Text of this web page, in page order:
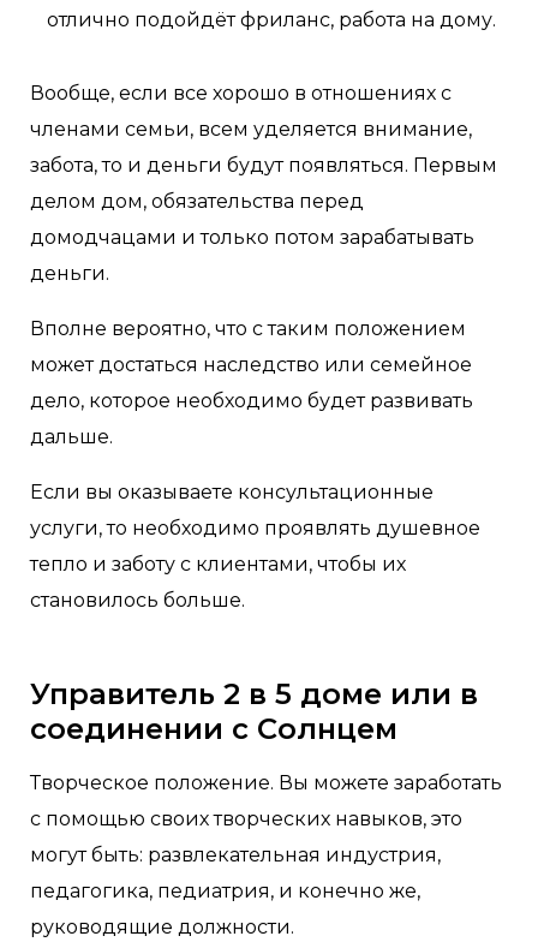
отлично подойдёт фриланс, работа на дому.
Вообще, если все хорошо в отношениях с
членами семьи, всем уделяется внимание,
забота, то и деньги будут появляться. Первым
делом дом, обязательства перед
домодчацами и только потом зарабатывать
деньги.
Вполне вероятно, что с таким положением
может достаться наследство или семейное
дело, которое необходимо будет развивать
дальше.
Если вы оказываете консультационные
услуги, то необходимо проявлять душевное
тепло и заботу с клиентами, чтобы их
становилось больше.
Управитель 2 в 5 доме или в
соединении с Солнцем
Творческое положение. Вы можете заработать
с помощью своих творческих навыков, это
могут быть: развлекательная индустрия,
педагогика, педиатрия, и конечно же,
руководящие должности.